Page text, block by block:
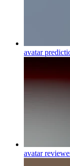
avatar
avatar